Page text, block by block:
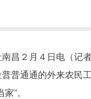
２月４日电（记者
普通通的外来农民
”。